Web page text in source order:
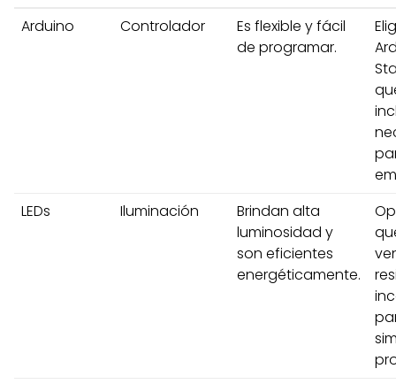
Arduino
Controlador
Es flexible y fácil
de programar.
LEDs
Iluminación
Brindan alta
luminosidad y
son eficientes
energéticamente.